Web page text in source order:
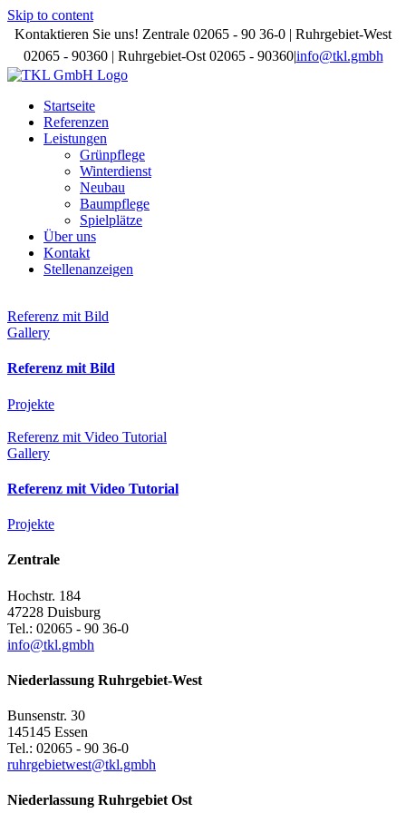
Skip to content
Kontaktieren Sie uns! Zentrale 02065 - 90 36-0 | Ruhrgebiet-West
02065 - 90360 | Ruhrgebiet-Ost 02065 - 90360|info@tkl.gmbh
Startseite
Referenzen
Leistungen
Grünpflege
Winterdienst
Neubau
Baumpflege
Spielplätze
Über uns
Kontakt
Stellenanzeigen
Referenz mit Bild
Gallery
Referenz mit Bild
Projekte
Referenz mit Video Tutorial
Gallery
Referenz mit Video Tutorial
Projekte
Zentrale
Hochstr. 184
47228 Duisburg
Tel.: 02065 - 90 36-0
info@tkl.gmbh
Niederlassung Ruhrgebiet-West
Bunsenstr. 30
145145 Essen
Tel.: 02065 - 90 36-0
ruhrgebietwest@tkl.gmbh
Niederlassung Ruhrgebiet Ost